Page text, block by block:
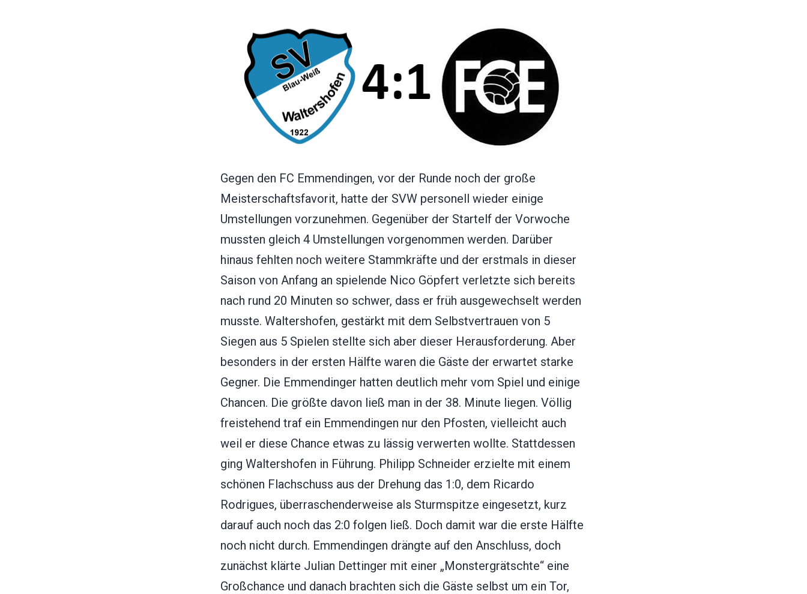
Gegen den FC Emmendingen, vor der Runde noch der große
Meisterschaftsfavorit, hatte der SVW personell wieder einige
Umstellungen vorzunehmen. Gegenüber der Startelf der Vorwoche
mussten gleich 4 Umstellungen vorgenommen werden. Darüber
hinaus fehlten noch weitere Stammkräfte und der erstmals in dieser
Saison von Anfang an spielende Nico Göpfert verletzte sich bereits
nach rund 20 Minuten so schwer, dass er früh ausgewechselt werden
musste. Waltershofen, gestärkt mit dem Selbstvertrauen von 5
Siegen aus 5 Spielen stellte sich aber dieser Herausforderung. Aber
besonders in der ersten Hälfte waren die Gäste der erwartet starke
Gegner. Die Emmendinger hatten deutlich mehr vom Spiel und einige
Chancen. Die größte davon ließ man in der 38. Minute liegen. Völlig
freistehend traf ein Emmendingen nur den Pfosten, vielleicht auch
weil er diese Chance etwas zu lässig verwerten wollte. Stattdessen
ging Waltershofen in Führung. Philipp Schneider erzielte mit einem
schönen Flachschuss aus der Drehung das 1:0, dem Ricardo
Rodrigues, überraschenderweise als Sturmspitze eingesetzt, kurz
darauf auch noch das 2:0 folgen ließ. Doch damit war die erste Hälfte
noch nicht durch. Emmendingen drängte auf den Anschluss, doch
zunächst klärte Julian Dettinger mit einer „Monstergrätschte“ eine
Großchance und danach brachten sich die Gäste selbst um ein Tor,